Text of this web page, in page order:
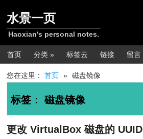
水景一页
Haoxian's personal notes.
主菜单
首页 分类 » 标签云 链接 留言
您在这里：首页 » 磁盘镜像
标签：磁盘镜像
更改 VirtualBox 磁盘的 UUID